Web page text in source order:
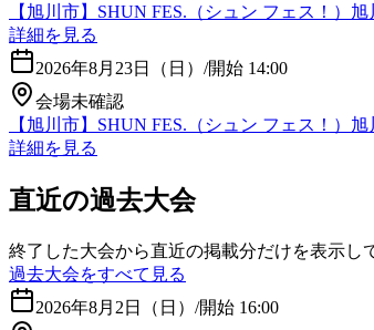
【旭川市】SHUN FES.（シュン フェス！）
詳細を見る
2026年8月23日（日） /開始 14:00
会場未確認
【旭川市】SHUN FES.（シュン フェス！）
詳細を見る
直近の過去大会
終了した大会から直近の掲載分だけを表示し
過去大会をすべて見る
2026年8月2日（日） /開始 16:00